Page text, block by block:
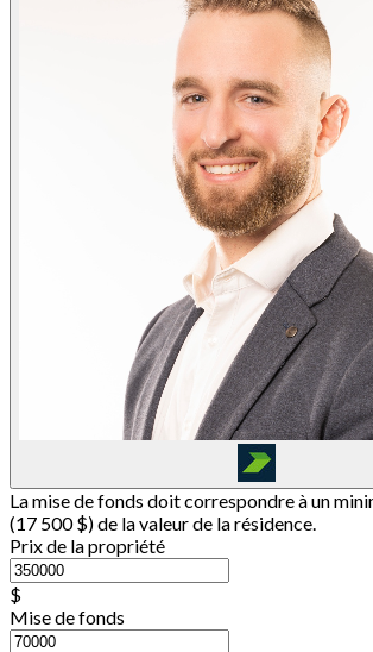
La mise de fonds doit correspondre à un
(17 500 $) de la valeur de la résidence.
Prix de la propriété
$
Mise de fonds